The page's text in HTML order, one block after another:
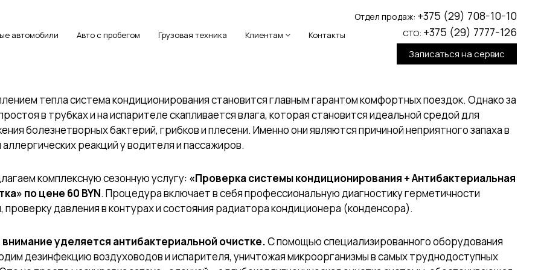
автомобили Авто с пробегом Грузовая техника Клиентам Контакты
Отдел продаж: +375 (29) 708-10-10
СТО: +375 (29) 7777-126
Записаться на сервис
тепла система кондиционирования становится главным гарантом комфортных поездок. Однако за
в трубках и на испарителе скапливается влага, которая становится идеальной средой для
болезнетворных бактерий, грибков и плесени. Именно они являются причиной неприятного запаха в
аллергических реакций у водителя и пассажиров.
комплексную сезонную услугу: «Проверка системы кондиционирования + Антибактериальная
по цене 60 BYN. Процедура включает в себя профессиональную диагностику герметичности
проверку давления в контурах и состояния радиатора кондиционера (конденсора).
уделяется антибактериальной очистке.С помощью специализированного оборудования
дезинфекцию воздуховодов и испарителя, уничтожая микроорганизмы в самых труднодоступных